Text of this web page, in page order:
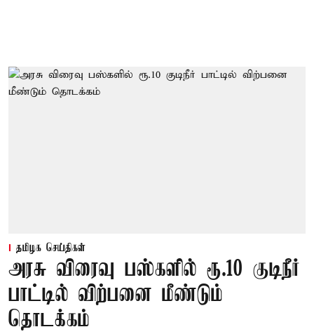
தமிழக செய்திகள்
அரசு விரைவு பஸ்களில் ரூ.10 குடிநீர்
பாட்டில் விற்பனை மீண்டும்
தொடக்கம்